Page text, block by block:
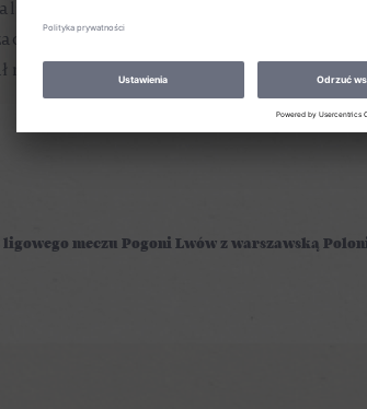
wszystkie okoliczne drzewa i z nich
go na mieście, zawsze miał
jednego do jego ulubionej restauracji w
meczu Pogoni Lwów z warszawską